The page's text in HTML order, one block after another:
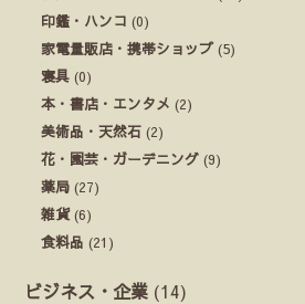
印鑑・ハンコ (0)
家電量販店・携帯ショップ (5)
寝具 (0)
本・書店・エンタメ (2)
美術品・天然石 (2)
花・園芸・ガーデニング (9)
薬局 (27)
雑貨(6)
食料品 (21)
ビジネス・企業 (14)